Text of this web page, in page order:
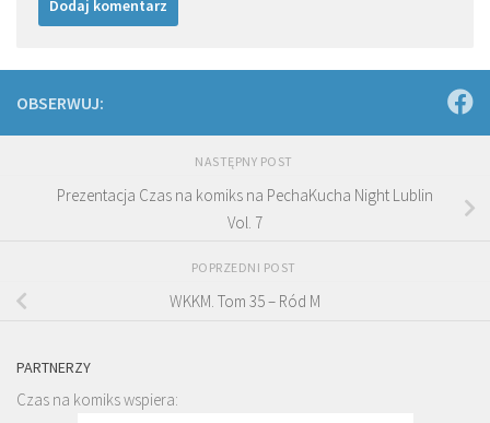
OBSERWUJ:
NASTĘPNY POST
Prezentacja Czas na komiks na PechaKucha Night Lublin
Vol. 7
POPRZEDNI POST
WKKM. Tom 35 – Ród M
PARTNERZY
Czas na komiks wspiera: